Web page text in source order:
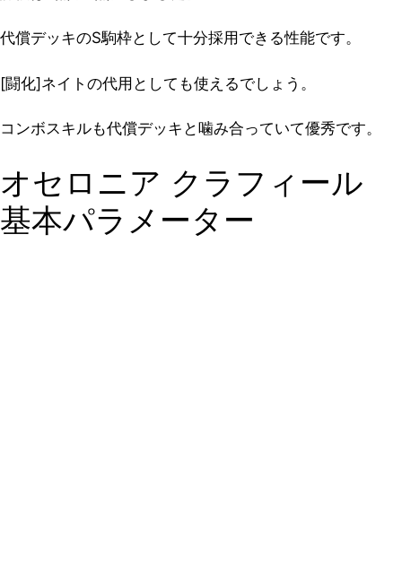
代償デッキのS駒枠として十分採用できる性能です。
[闘化]ネイトの代用としても使えるでしょう。
コンボスキルも代償デッキと噛み合っていて優秀です。
オセロニア クラフィール
基本パラメーター